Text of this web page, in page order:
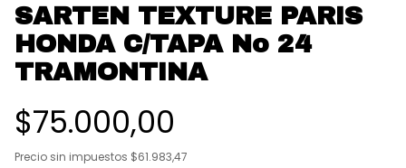
SARTEN TEXTURE PARIS
HONDA C/TAPA No 24
TRAMONTINA
$75.000,00
Precio sin impuestos $61.983,47